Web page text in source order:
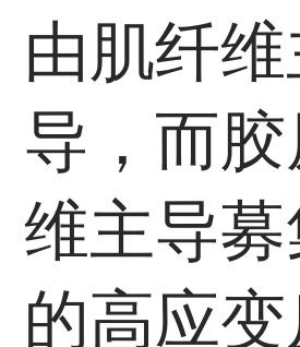
由肌纤维
导，而
维主导
的高应